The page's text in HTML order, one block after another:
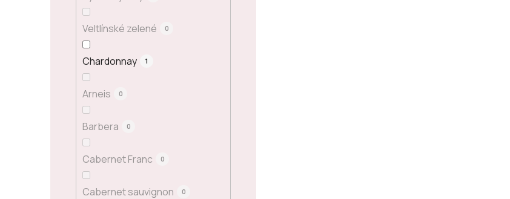
Veltlínské zelené 0
Chardonnay 1
Arneis 0
Barbera 0
Cabernet Franc 0
Cabernet sauvignon 0